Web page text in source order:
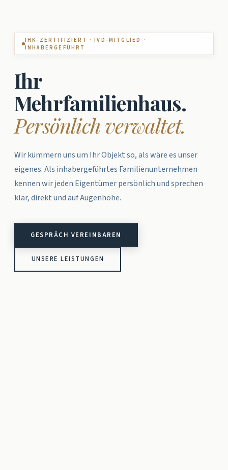
IHK-ZERTIFIZIERT · IVD-MITGLIED ·
INHABERGEFÜHRT
Ihr
Mehrfamilienhaus.
Persönlich verwaltet.
Wir kümmern uns um Ihr Objekt so, als wäre es unser
eigenes. Als inhabergeführtes Familienunternehmen
kennen wir jeden Eigentümer persönlich und sprechen
klar, direkt und auf Augenhöhe.
GESPRÄCH VEREINBAREN
UNSERE LEISTUNGEN